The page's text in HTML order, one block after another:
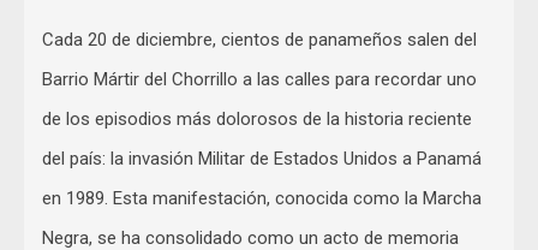
Cada 20 de diciembre, cientos de panameños salen del
Barrio Mártir del Chorrillo a las calles para recordar uno
de los episodios más dolorosos de la historia reciente
del país: la invasión Militar de Estados Unidos a Panamá
en 1989. Esta manifestación, conocida como la Marcha
Negra, se ha consolidado como un acto de memoria